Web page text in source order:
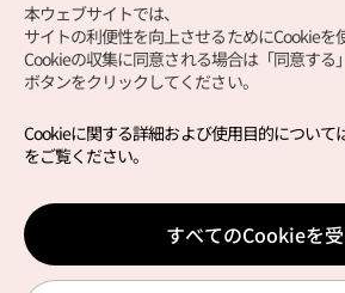
Copyright (c) Korea Tourism Organization
サイトエラー報告公式メール
japanese@knto.or.kr
本ウェブサイトでは、
サイトの利便性を向上させるためにCookieを
Cookieの収集に同意される場合は「同意する」
ボタンをクリックしてください。
Cookieに関する詳細および使用目的について
をご覧ください。
すべてのCookieを